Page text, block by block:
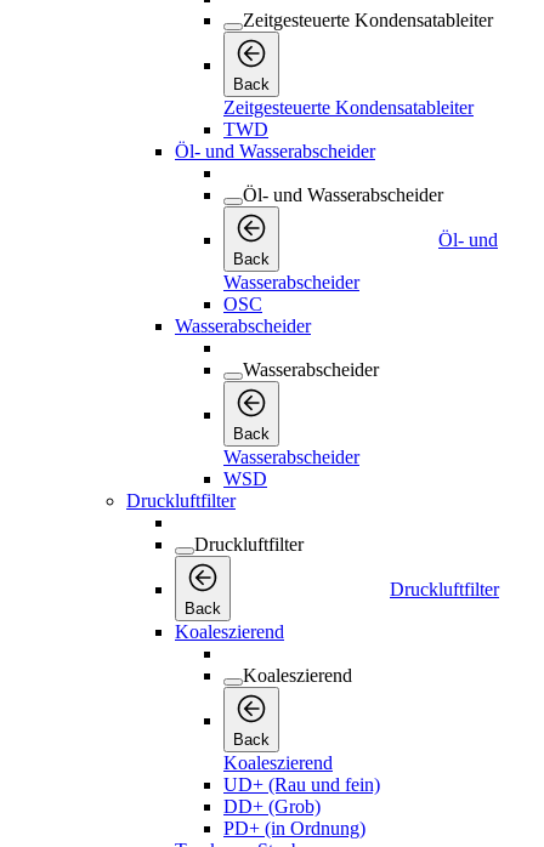
Zeitgesteuerte Kondensatableiter
Back
Zeitgesteuerte Kondensatableiter
TWD
Öl- und Wasserabscheider
Öl- und Wasserabscheider
Back
Öl- und
Wasserabscheider
OSC
Wasserabscheider
Wasserabscheider
Back
Wasserabscheider
WSD
Druckluftfilter
Druckluftfilter
Back
Druckluftfilter
Koaleszierend
Koaleszierend
Back
Koaleszierend
UD+ (Rau und fein)
DD+ (Grob)
PD+ (in Ordnung)